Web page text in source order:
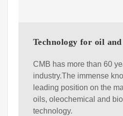
Technology for oil
CMB has more than 60
industry.The immense
leading position on the
oils, oleochemical and
technology.